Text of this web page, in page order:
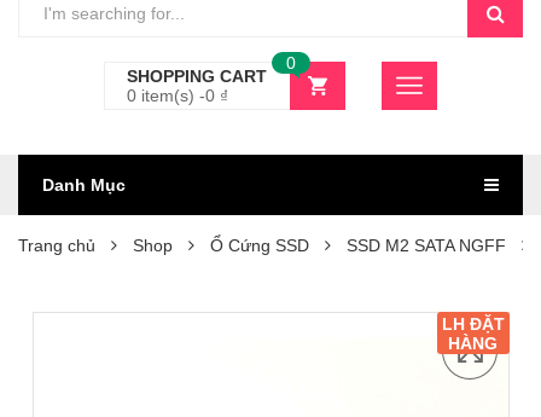
SHOPPING CART
0 item(s) -0 ₫
0
Danh Mục
Trang chủ Shop Ổ Cứng SSD SSD M2 SATA NGFF
LH ĐẶT
HÀNG